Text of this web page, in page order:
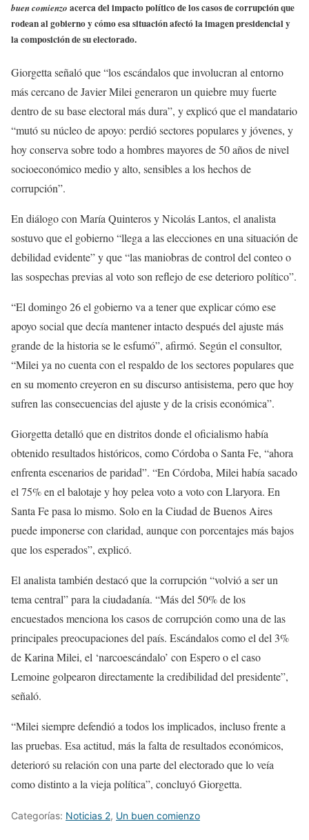
buen comienzo acerca del impacto político de los casos de corrupción que
rodean al gobierno y cómo esa situación afectó la imagen presidencial y
la composición de su electorado.
Giorgetta señaló que “los escándalos que involucran al entorno
más cercano de Javier Milei generaron un quiebre muy fuerte
dentro de su base electoral más dura”, y explicó que el mandatario
“mutó su núcleo de apoyo: perdió sectores populares y jóvenes, y
hoy conserva sobre todo a hombres mayores de 50 años de nivel
socioeconómico medio y alto, sensibles a los hechos de
corrupción”.
En diálogo con María Quinteros y Nicolás Lantos, el analista
sostuvo que el gobierno “llega a las elecciones en una situación de
debilidad evidente” y que “las maniobras de control del conteo o
las sospechas previas al voto son reflejo de ese deterioro político”.
“El domingo 26 el gobierno va a tener que explicar cómo ese
apoyo social que decía mantener intacto después del ajuste más
grande de la historia se le esfumó”, afirmó. Según el consultor,
“Milei ya no cuenta con el respaldo de los sectores populares que
en su momento creyeron en su discurso antisistema, pero que hoy
sufren las consecuencias del ajuste y de la crisis económica”.
Giorgetta detalló que en distritos donde el oficialismo había
obtenido resultados históricos, como Córdoba o Santa Fe, “ahora
enfrenta escenarios de paridad”. “En Córdoba, Milei había sacado
el 75% en el balotaje y hoy pelea voto a voto con Llaryora. En
Santa Fe pasa lo mismo. Solo en la Ciudad de Buenos Aires
puede imponerse con claridad, aunque con porcentajes más bajos
que los esperados”, explicó.
El analista también destacó que la corrupción “volvió a ser un
tema central” para la ciudadanía. “Más del 50% de los
encuestados menciona los casos de corrupción como una de las
principales preocupaciones del país. Escándalos como el del 3%
de Karina Milei, el ‘narcoescándalo’ con Espero o el caso
Lemoine golpearon directamente la credibilidad del presidente”,
señaló.
“Milei siempre defendió a todos los implicados, incluso frente a
las pruebas. Esa actitud, más la falta de resultados económicos,
deterioró su relación con una parte del electorado que lo veía
como distinto a la vieja política”, concluyó Giorgetta.
Categorías: Noticias 2, Un buen comienzo